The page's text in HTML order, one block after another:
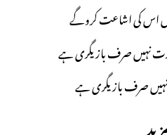
اس کی اشاعت کروگے
نہیں صرف بازیگری ہے
صرف بازیگری ہے